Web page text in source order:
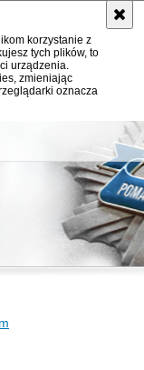
korzystanie z
tych plików, to
urządzenia.
zmieniając
oznacza